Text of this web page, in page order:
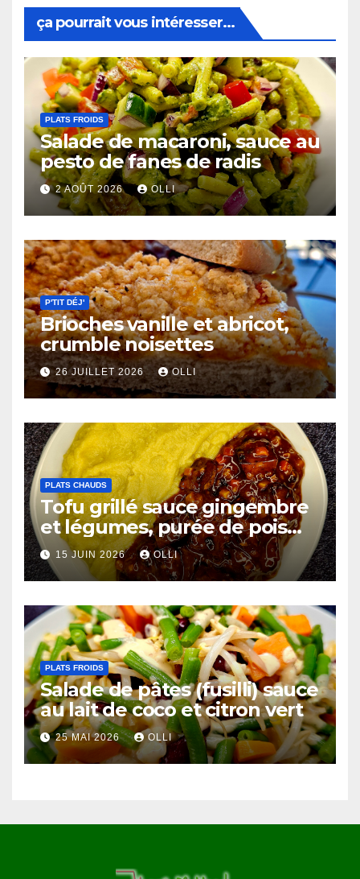
ça pourrait vous intéresser...
PLATS FROIDS
Salade de macaroni, sauce au
pesto de fanes de radis
2 AOÛT 2026 OLLI
P'TIT DÉJ'
Brioches vanille et abricot,
crumble noisettes
26 JUILLET 2026 OLLI
PLATS CHAUDS
Tofu grillé sauce gingembre
et légumes, purée de pois
chiches et côtes de chou-
fleur au miso
15 JUIN 2026 OLLI
PLATS FROIDS
Salade de pâtes (fusilli) sauce
au lait de coco et citron vert
25 MAI 2026 OLLI